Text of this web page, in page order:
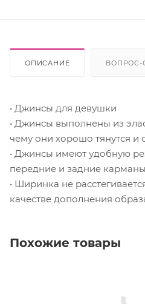
ОПИСАНИЕ ВОПРОС-
• Джинсы для девушки
• Джинсы выполнены из
чему они хорошо тянутся и
• Джинсы имеют удобную
передние и задние карманы
• Ширинка не
качестве дополнения
Похожие товары